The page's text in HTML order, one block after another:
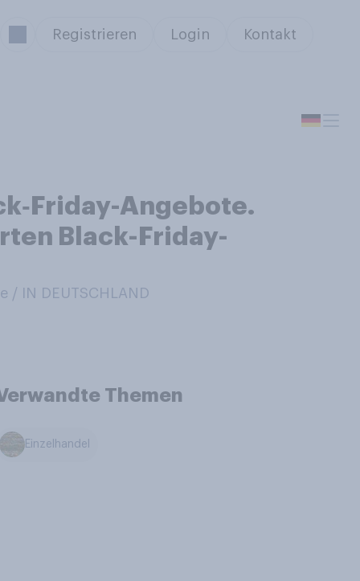
Registrieren Login Kontakt
Angebote.
Black-Friday-
/ IN DEUTSCHLAND
Themen
Einzelhandel